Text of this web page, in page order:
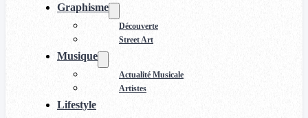
Graphisme
Découverte
Street Art
Musique
Actualité Musicale
Artistes
Lifestyle